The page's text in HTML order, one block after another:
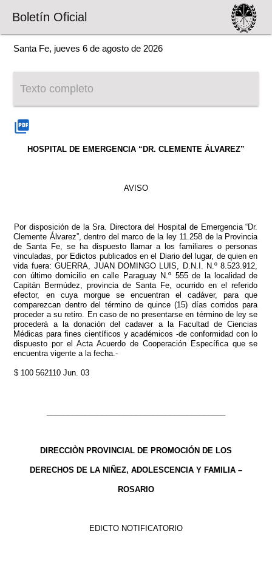
Boletín Oficial
Santa Fe, jueves 6 de agosto de 2026
Texto completo
picture_as_pdf
HOSPITAL DE EMERGENCIA “DR. CLEMENTE ÁLVAREZ”
AVISO
Por disposición de la Sra. Directora del Hospital de Emergencia “Dr.
Clemente Álvarez”, dentro del marco de la ley 11.258 de la Provincia
de Santa Fe, se ha dispuesto llamar a los familiares o personas
vinculadas, por Edictos publicados en el Diario del lugar, de quien en
vida fuera: GUERRA, JUAN DOMINGO LUIS, D.N.I. N.º 8.523.912,
con último domicilio en calle Paraguay N.º 555 de la localidad de
Capitán Bermúdez, provincia de Santa Fe, ocurrido en el referido
efector, en cuya morgue se encuentran el cadáver, para que
comparezcan dentro del término de quince (15) días corridos para
proceder a su retiro. En caso de no presentarse en término de ley se
procederá a la donación del cadaver a la Facultad de Ciencias
Médicas para fines científicos y académicos -de conformidad con lo
dispuesto por el Acta Acuerdo de Cooperación Específica que se
encuentra vigente a la fecha.-
$ 100 562110 Jun. 03
DIRECCIÒN PROVINCIAL DE PROMOCIÓN DE LOS
DERECHOS DE LA NIÑEZ, ADOLESCENCIA Y FAMILIA –
ROSARIO
EDICTO NOTIFICATORIO